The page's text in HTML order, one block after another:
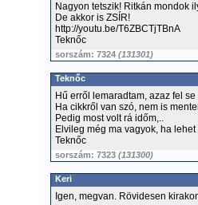
Nagyon tetszik! Ritkán mondok
De akkor is ZSÍR!
http://youtu.be/T6ZBCTjTBnA
Teknőc
sorszám: 7324 (131301)
Teknőc
Hű erről lemaradtam, azaz fel
Ha cikkről van szó, nem is
Pedig most volt rá időm,..
Elvileg még ma vagyok, ha
Teknőc
sorszám: 7323 (131300)
Keri
Igen, megvan. Rövidesen